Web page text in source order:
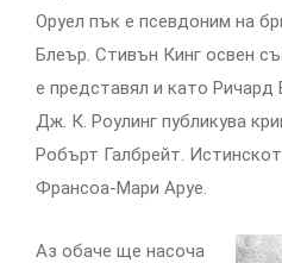
Оруел пък е псевдоним на
Блеър. Стивън Кинг освен
е представял и като Ричард
Дж. К. Роулинг публикува
Робърт Галбрейт.
Франсоа-Мари Аруе.
Аз обаче ще насоча